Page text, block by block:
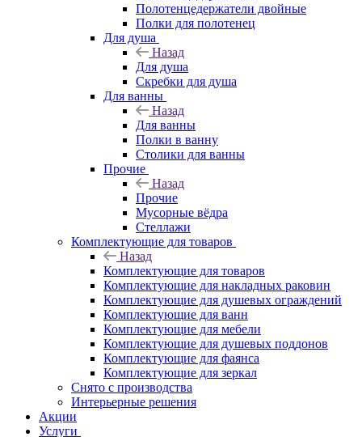
Полотенцедержатели двойные
Полки для полотенец
Для душа
Назад
Для душа
Скребки для душа
Для ванны
Назад
Для ванны
Полки в ванну
Столики для ванны
Прочие
Назад
Прочие
Мусорные вёдра
Стеллажи
Комплектующие для товаров
Назад
Комплектующие для товаров
Комплектующие для накладных раковин
Комплектующие для душевых ограждений
Комплектующие для ванн
Комплектующие для мебели
Комплектующие для душевых поддонов
Комплектующие для фаянса
Комплектующие для зеркал
Снято с производства
Интерьерные решения
Акции
Услуги